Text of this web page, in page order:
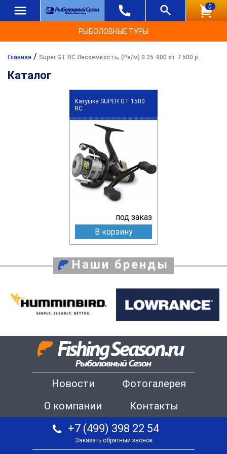
0
РЫБОЛОВНЫЕ ТУРЫ
Главная / Super GT RC Лесоемкость, (Ре/м) 0.25-900 от 7 500 р.
Каталог
Катушка SUPER GT 1500
RC
под заказ
В корзину
Наши бренды
Новости
Фотогалерея
О компании
Контакты
+7 (499) 398 22 54
Заказать обратный звонок